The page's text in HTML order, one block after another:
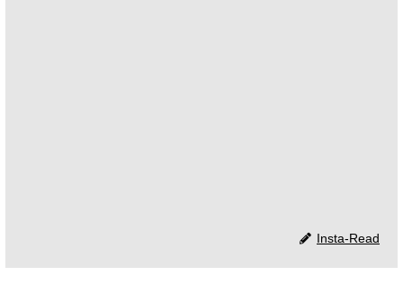
Insta-Read